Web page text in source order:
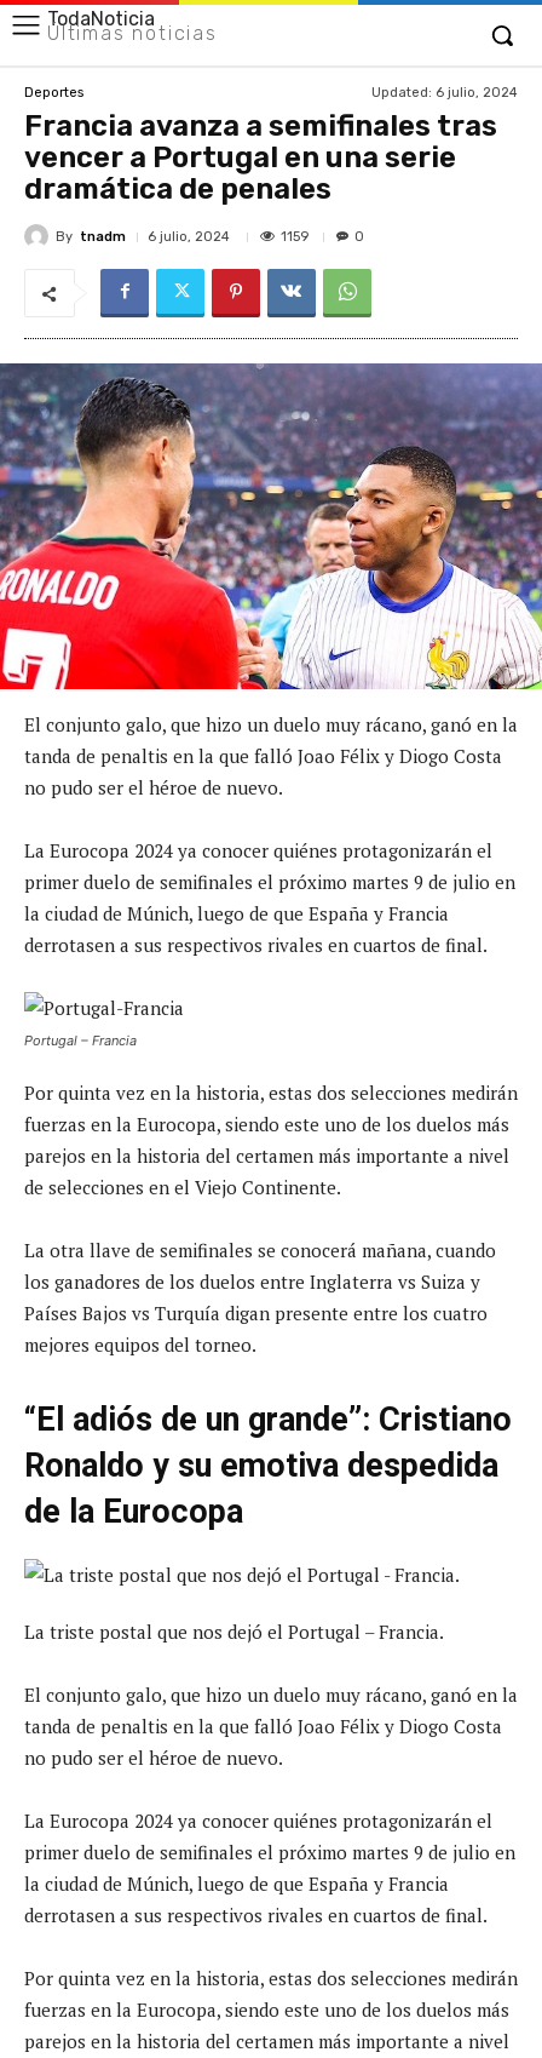
TodaNoticia
Últimas noticias
Deportes Updated: 6 julio, 2024
Francia avanza a semifinales tras
vencer a Portugal en una serie
dramática de penales
By tnadm 6 julio, 2024 1159 0
El conjunto galo, que hizo un duelo muy rácano, ganó en la
tanda de penaltis en la que falló Joao Félix y Diogo Costa
no pudo ser el héroe de nuevo.
La Eurocopa 2024 ya conocer quiénes protagonizarán el
primer duelo de semifinales el próximo martes 9 de julio en
la ciudad de Múnich, luego de que España y Francia
derrotasen a sus respectivos rivales en cuartos de final.
Portugal – Francia
Por quinta vez en la historia, estas dos selecciones medirán
fuerzas en la Eurocopa, siendo este uno de los duelos más
parejos en la historia del certamen más importante a nivel
de selecciones en el Viejo Continente.
La otra llave de semifinales se conocerá mañana, cuando
los ganadores de los duelos entre Inglaterra vs Suiza y
Países Bajos vs Turquía digan presente entre los cuatro
mejores equipos del torneo.
“El adiós de un grande”: Cristiano
Ronaldo y su emotiva despedida
de la Eurocopa
La triste postal que nos dejó el Portugal – Francia.
El conjunto galo, que hizo un duelo muy rácano, ganó en la
tanda de penaltis en la que falló Joao Félix y Diogo Costa
no pudo ser el héroe de nuevo.
La Eurocopa 2024 ya conocer quiénes protagonizarán el
primer duelo de semifinales el próximo martes 9 de julio en
la ciudad de Múnich, luego de que España y Francia
derrotasen a sus respectivos rivales en cuartos de final.
Por quinta vez en la historia, estas dos selecciones medirán
fuerzas en la Eurocopa, siendo este uno de los duelos más
parejos en la historia del certamen más importante a nivel